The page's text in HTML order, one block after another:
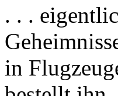
. . .
in